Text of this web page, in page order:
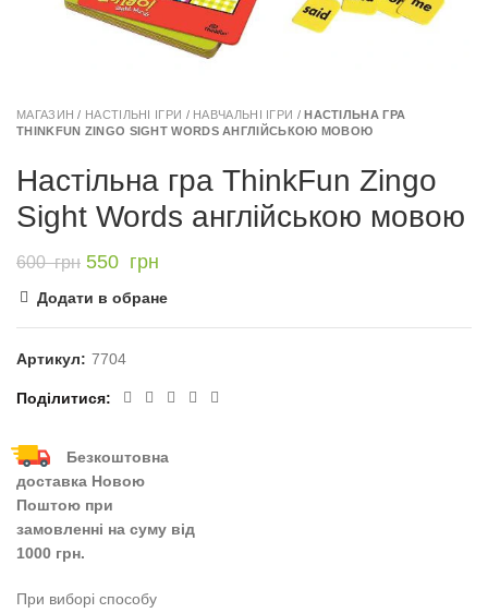
МАГАЗИН / НАСТІЛЬНІ ІГРИ / НАВЧАЛЬНІ ІГРИ /НАСТІЛЬНА ГРА
THINKFUN ZINGO SIGHT WORDS АНГЛІЙСЬКОЮ МОВОЮ
Настільна гра ThinkFun Zingo
Sight Words англійською мовою
600грн 550 грн
Додати в обране
Артикул: 7704
Поділитися
Безкоштовна
доставка Новою
Поштою при
замовленні на суму від
1000 грн.
При виборі способу